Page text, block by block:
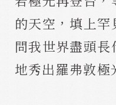
的天空，填上
問我世界盡頭
地秀出羅弗敦極